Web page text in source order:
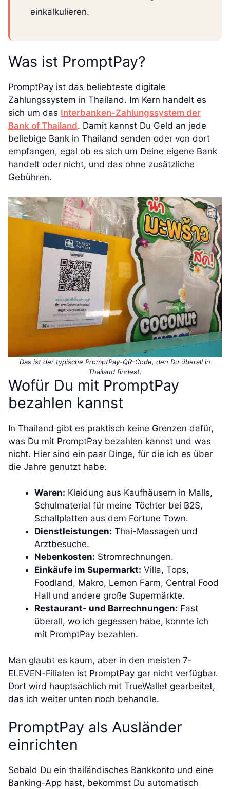
einkalkulieren.
Was ist PromptPay?
PromptPay ist das beliebteste digitale
Zahlungssystem in Thailand. Im Kern handelt es
sich um das Interbanken-Zahlungssystem der
Bank of Thailand. Damit kannst Du Geld an jede
beliebige Bank in Thailand senden oder von dort
empfangen, egal ob es sich um Deine eigene Bank
handelt oder nicht, und das ohne zusätzliche
Gebühren.
Das ist der typische PromptPay-QR-Code, den Du überall in
Thailand findest.
Wofür Du mit PromptPay
bezahlen kannst
In Thailand gibt es praktisch keine Grenzen dafür,
was Du mit PromptPay bezahlen kannst und was
nicht. Hier sind ein paar Dinge, für die ich es über
die Jahre genutzt habe.
Waren: Kleidung aus Kaufhäusern in Malls,
Schulmaterial für meine Töchter bei B2S,
Schallplatten aus dem Fortune Town.
Dienstleistungen: Thai-Massagen und
Arztbesuche.
Nebenkosten: Stromrechnungen.
Einkäufe im Supermarkt: Villa, Tops,
Foodland, Makro, Lemon Farm, Central Food
Hall und andere große Supermärkte.
Restaurant- und Barrechnungen: Fast
überall, wo ich gegessen habe, konnte ich
mit PromptPay bezahlen.
Man glaubt es kaum, aber in den meisten 7-
ELEVEN-Filialen ist PromptPay gar nicht verfügbar.
Dort wird hauptsächlich mit TrueWallet gearbeitet,
das ich weiter unten noch behandle.
PromptPay als Ausländer
einrichten
Sobald Du ein thailändisches Bankkonto und eine
Banking-App hast, bekommst Du automatisch